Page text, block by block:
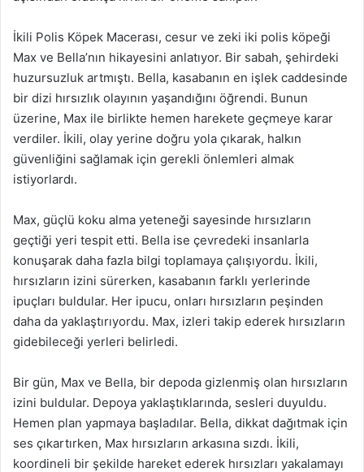
İkili Polis Köpek Macerası, cesur ve zeki iki polis köpeği
Max ve Bella’nın hikayesini anlatıyor. Bir sabah, şehirdeki
huzursuzluk artmıştı. Bella, kasabanın en işlek caddesinde
bir dizi hırsızlık olayının yaşandığını öğrendi. Bunun
üzerine, Max ile birlikte hemen harekete geçmeye karar
verdiler. İkili, olay yerine doğru yola çıkarak, halkın
güvenliğini sağlamak için gerekli önlemleri almak
istiyorlardı.
Max, güçlü koku alma yeteneği sayesinde hırsızların
geçtiği yeri tespit etti. Bella ise çevredeki insanlarla
konuşarak daha fazla bilgi toplamaya çalışıyordu. İkili,
hırsızların izini sürerken, kasabanın farklı yerlerinde
ipuçları buldular. Her ipucu, onları hırsızların peşinden
daha da yaklaştırıyordu. Max, izleri takip ederek hırsızların
gidebileceği yerleri belirledi.
Bir gün, Max ve Bella, bir depoda gizlenmiş olan hırsızların
izini buldular. Depoya yaklaştıklarında, sesleri duyuldu.
Hemen plan yapmaya başladılar. Bella, dikkat dağıtmak için
ses çıkartırken, Max hırsızların arkasına sızdı. İkili,
koordineli bir şekilde hareket ederek hırsızları yakalamayı